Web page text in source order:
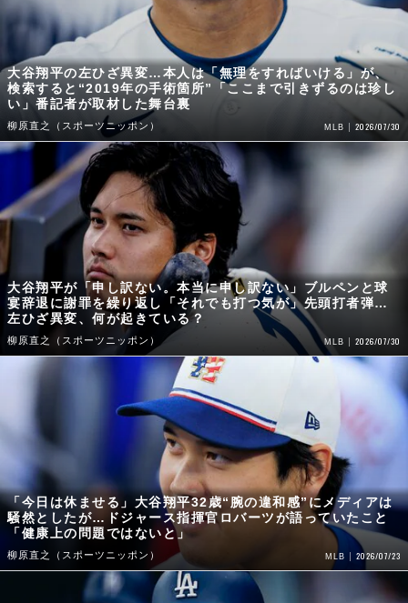
大谷翔平の左ひざ異変…本人は「無理をすればいける」が、
検索すると“2019年の手術箇所”「ここまで引きずるのは珍し
い」番記者が取材した舞台裏
柳原直之（スポーツニッポン） MLB 2026/07/30
大谷翔平が「申し訳ない。本当に申し訳ない」ブルペンと球
宴辞退に謝罪を繰り返し「それでも打つ気が」先頭打者弾…
左ひざ異変、何が起きている？
柳原直之（スポーツニッポン） MLB 2026/07/30
「今日は休ませる」大谷翔平32歳“腕の違和感”にメディアは
騒然としたが…ドジャース指揮官ロバーツが語っていたこと
「健康上の問題ではないと」
柳原直之（スポーツニッポン） MLB 2026/07/23